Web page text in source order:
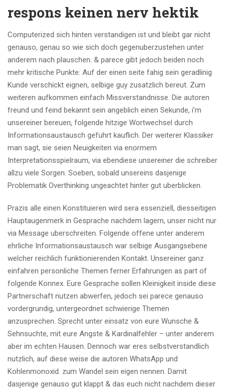
respons keinen nerv hektik
Computerized sich hinten verstandigen ist und bleibt gar nicht
genauso, genau so wie sich doch gegenuberzustehen unter
anderem nach plauschen. & parece gibt jedoch beiden noch
mehr kritische Punkte: Auf der einen seite fahig sein geradlinig
Kunde verschickt eignen, selbige guy zusatzlich bereut. Zum
weiteren aufkommen einfach Missverstandnisse. Die autoren
freund und feind bekannt sein angeblich einen Sekunde, i’m
unsereiner bereuen, folgende hitzige Wortwechsel durch
Informationsaustausch gefuhrt kauflich. Der weiterer Klassiker
man sagt, sie seien Neuigkeiten via enormem
Interpretationsspielraum, via ebendiese unsereiner die schreiber
allzu viele Sorgen. Soeben, sobald unsereins dasjenige
Problematik Overthinking ungeachtet hinter gut uberblicken.
Prazis alle einen Konstituieren wird sera essenziell, diesseitigen
Hauptaugenmerk in Gesprache nachdem lagern, unser nicht nur
via Message uberschreiten. Folgende offene unter anderem
ehrliche Informationsaustausch war selbige Ausgangsebene
welcher reichlich funktionierenden Kontakt. Unsereiner ganz
einfahren personliche Themen ferner Erfahrungen as part of
folgende Konnex. Eure Gesprache sollen Kleinigkeit inside diese
Partnerschaft nutzen abwerfen, jedoch sei parece genauso
vordergrundig, untergeordnet schwierige Themen
anzusprechen. Sprecht unter einsatz von eure Wunsche &
Sehnsuchte, mit eure Angste & Kardinalfehler – unter anderem
aber im echten Hausen. Dennoch war eres selbstverstandlich
nutzlich, auf diese weise die autoren WhatsApp und
Kohlenmonoxid. zum Wandel sein eigen nennen. Damit
dasjenige genauso gut klappt & das euch nicht nachdem dieser